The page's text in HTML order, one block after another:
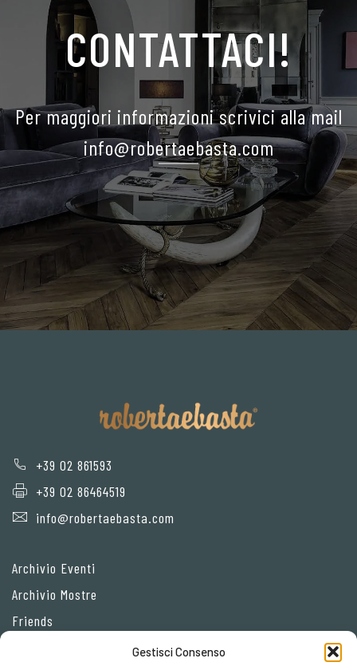
Gestisci Consenso
CONTATTACI!
Per maggiori informazioni scrivici alla mail
info@robertaebasta.com
+39 02 861593
+39 02 86464519
info@robertaebasta.com
Archivio Eventi
Archivio Mostre
Friends